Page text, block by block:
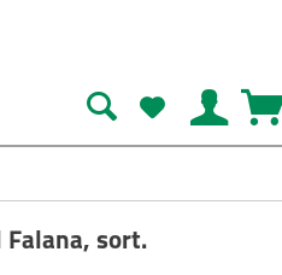
Falana, sort.